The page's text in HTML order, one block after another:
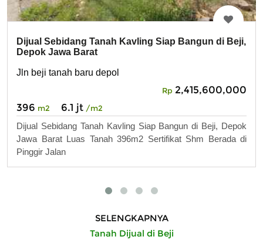
Dijual Sebidang Tanah Kavling Siap Bangun di Beji,
Depok Jawa Barat
Jln beji tanah baru depol
Rp 2,415,600,000
396 m2 6.1 jt /m2
Dijual Sebidang Tanah Kavling Siap Bangun di Beji, Depok
Jawa Barat Luas Tanah 396m2 Sertifikat Shm Berada di
Pinggir Jalan
SELENGKAPNYA
Tanah Dijual di Beji